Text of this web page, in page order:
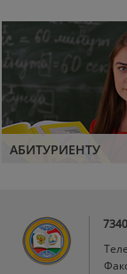
АБИТУРИЕНТУ